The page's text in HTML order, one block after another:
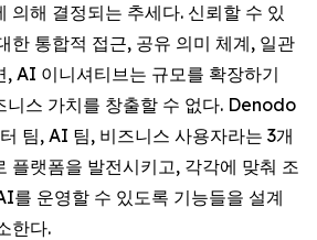
의해 결정되는 추세다. 신뢰할 수 있
한 통합적 접근, 공유 의미 체계, 일관
, AI 이니셔티브는 규모를 확장하기
니스 가치를 창출할 수 없다. Denodo
팀, AI 팀, 비즈니스 사용자라는 3개
플랫폼을 발전시키고, 각각에 맞춰 조
를 운영할 수 있도록 기능들을 설계
한다.